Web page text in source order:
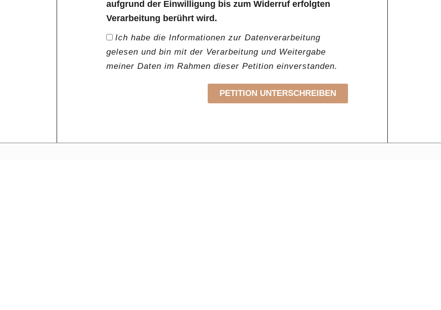
aufgrund der Einwilligung bis zum Widerruf erfolgten
Verarbeitung berührt wird.
Ich habe die Informationen zur Datenverarbeitung
gelesen und bin mit der Verarbeitung und Weitergabe
meiner Daten im Rahmen dieser Petition einverstanden.
PETITION UNTERSCHREIBEN